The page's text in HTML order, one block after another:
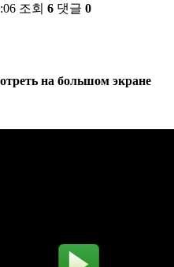
조회 6 댓글 0
на большом экране